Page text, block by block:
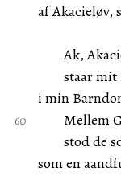
af Akacieløv,
Ak,
staar mit
i min
Mellem
stod de
som en